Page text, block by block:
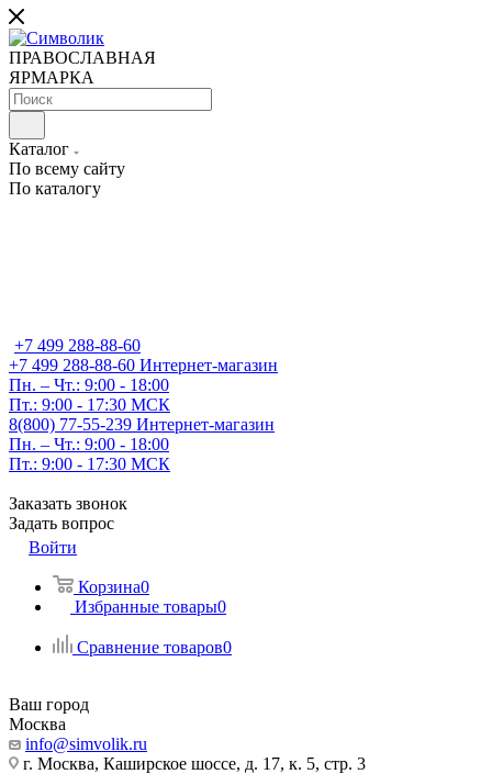
ПРАВОСЛАВНАЯ
ЯРМАРКА
Каталог
По всему сайту
По каталогу
+7 499 288-88-60
+7 499 288-88-60 Интернет-магазин
Пн. – Чт.: 9:00 - 18:00
Пт.: 9:00 - 17:30 МСК
8(800) 77-55-239 Интернет-магазин
Пн. – Чт.: 9:00 - 18:00
Пт.: 9:00 - 17:30 МСК
Заказать звонок
Задать вопрос
Войти
Корзина0
Избранные товары0
Сравнение товаров0
Ваш город
Москва
info@simvolik.ru
г. Москва, Каширское шоссе, д. 17, к. 5, стр. 3